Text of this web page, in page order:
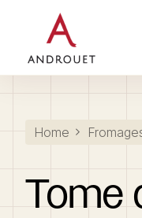
Rechercher un mot
Home
Tome